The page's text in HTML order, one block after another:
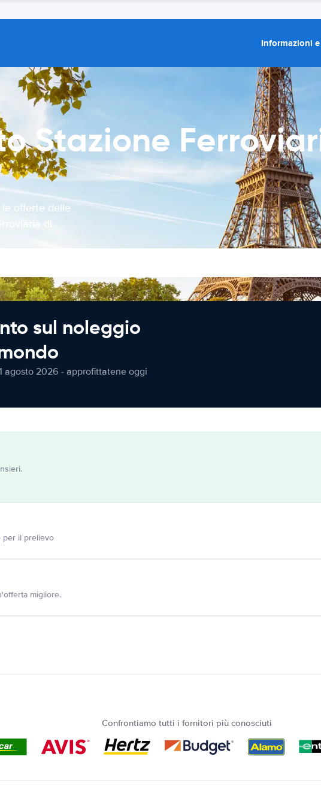
Informazioni
Stazione
le offerte delle
di
sul noleggio
agosto 2026 - approfittatene oggi
per il prelievo
migliore.
Confrontiamo tutti i fornitori più conosciuti